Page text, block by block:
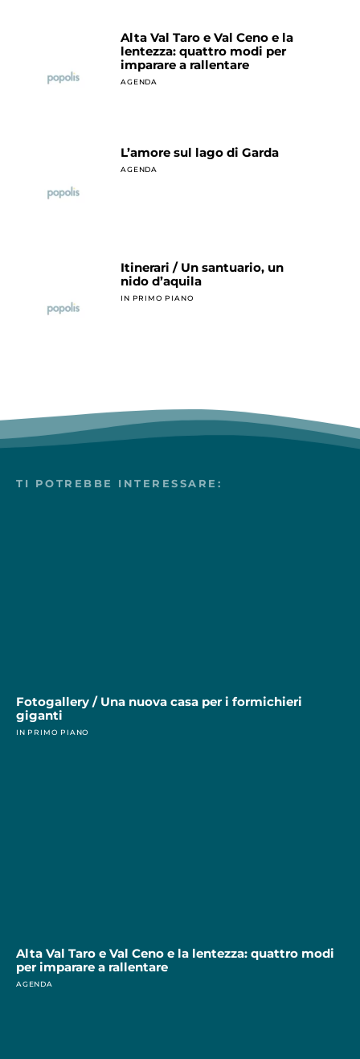
Alta Val Taro e Val Ceno e la
lentezza: quattro modi per
imparare a rallentare
AGENDA
L’amore sul lago di Garda
AGENDA
Itinerari / Un santuario, un
nido d’aquila
IN PRIMO PIANO
TI POTREBBE INTERESSARE:
Fotogallery / Una nuova casa per i formichieri
giganti
IN PRIMO PIANO
Alta Val Taro e Val Ceno e la lentezza: quattro modi
per imparare a rallentare
AGENDA